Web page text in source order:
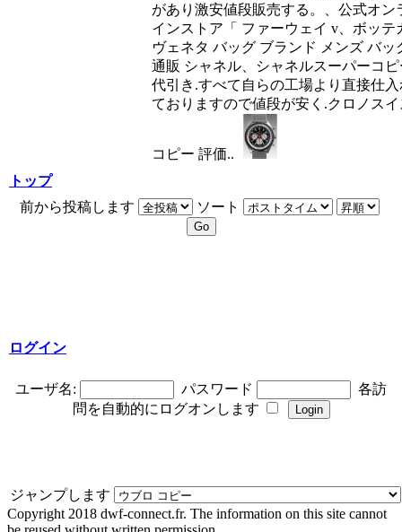
があり激安値段販売する。、公式オン
インストア「 ファーウェイ v、ボッテ
ヴェネタ バッグ ブランド メンズ バッ
通販 シャネル、シャネルスーパーコピ
代引き.すべて自らの工場より直接仕入
ておりますので値段が安く.クロノスイ
コピー 評価..
トップ
前から投稿します
ソート
ログイン
ユーザ名: パスワード
各訪
問を自動的にログオンします
ジャンプします
Copyright 2018 dwf-connect.fr. The information on this site cannot